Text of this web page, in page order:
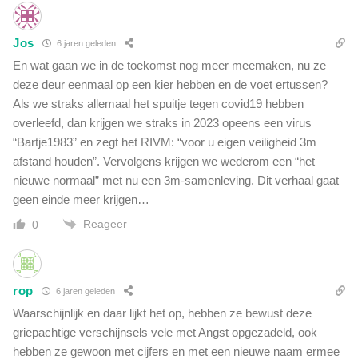
d
d
e
l
Jos 6 jaren geleden
En wat gaan we in de toekomst nog meer meemaken, nu ze
deze deur eenmaal op een kier hebben en de voet ertussen?
Als we straks allemaal het spuitje tegen covid19 hebben
overleefd, dan krijgen we straks in 2023 opeens een virus
“Bartje1983” en zegt het RIVM: “voor u eigen veiligheid 3m
afstand houden”. Vervolgens krijgen we wederom een “het
nieuwe normaal” met nu een 3m-samenleving. Dit verhaal gaat
geen einde meer krijgen…
0 Reageer
rop 6 jaren geleden
Waarschijnlijk en daar lijkt het op, hebben ze bewust deze
griepachtige verschijnsels vele met Angst opgezadeld, ook
hebben ze gewoon met cijfers en met een nieuwe naam ermee